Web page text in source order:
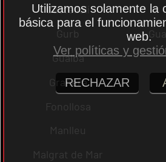
Castellolí
Gurb
Gualba
Granera
Fonollosa
Manlleu
Malgrat de Mar
Utilizamos solamente la
básica para el
web.
Ver políticas y
RECHAZAR